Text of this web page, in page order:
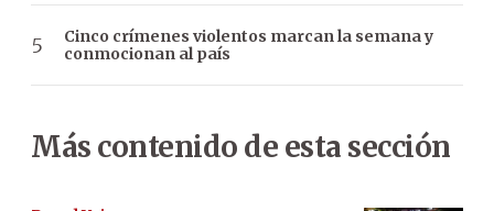
Cinco crímenes violentos marcan la semana y
conmocionan al país
Más contenido de esta sección